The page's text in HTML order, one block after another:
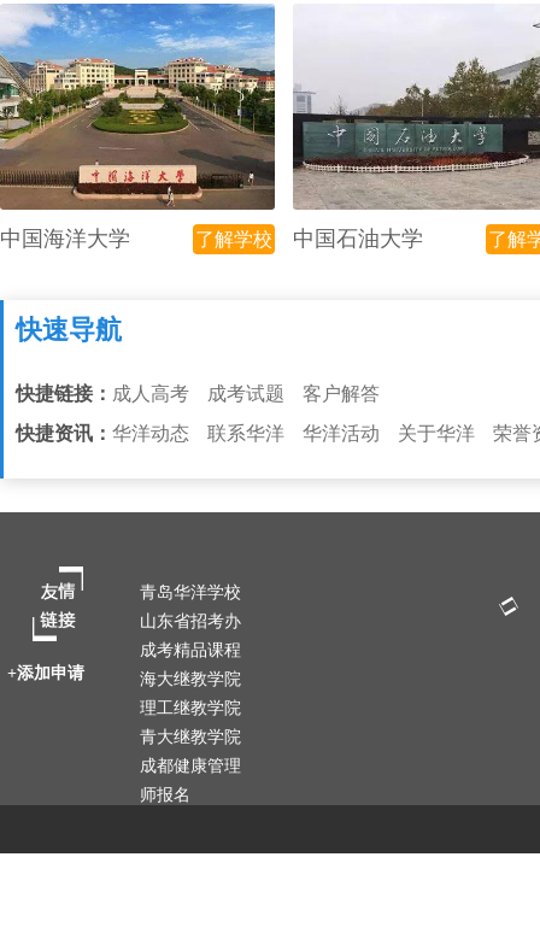
中国海洋大学 了解学校 中国石油大学 了解
快速导航
快捷链接： 成人高考 成考试题
客户解答
快捷资讯： 华洋动态 联系华洋 华洋活动 关于华洋 荣誉
+添加申请
青岛华洋学校
山东省招考办
成考精品课程
海大继教学院
理工继教学院
青大继教学院
成都健康管理
师报名